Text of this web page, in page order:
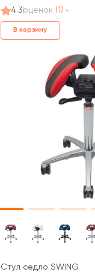
4.3оценок (1)
В корзину
Стул седло SWING